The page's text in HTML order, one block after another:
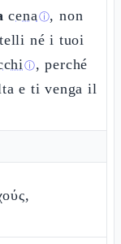
cenaⓘ, non
né i tuoi
ⓘ, perché
e ti venga il